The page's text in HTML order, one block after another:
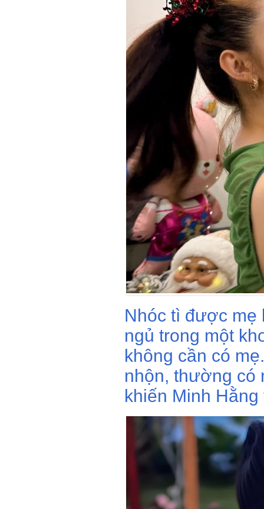
Nhóc tì được mẹ
ngủ trong một
không cần có
nhộn, thường có
khiến Minh